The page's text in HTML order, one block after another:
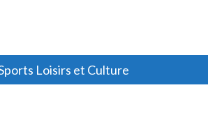
Loisirs et Culture